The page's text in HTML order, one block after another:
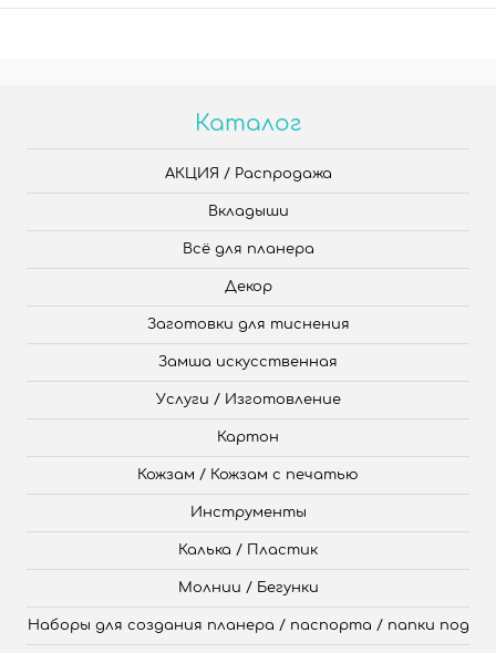
Каталог
АКЦИЯ / Распродажа
Вкладыши
Всё для планера
Декор
Заготовки для тиснения
Замша искусственная
Услуги / Изготовление
Картон
Кожзам / Кожзам с печатью
Инструменты
Калька / Пластик
Молнии / Бегунки
Наборы для создания планера / паспорта / папки под